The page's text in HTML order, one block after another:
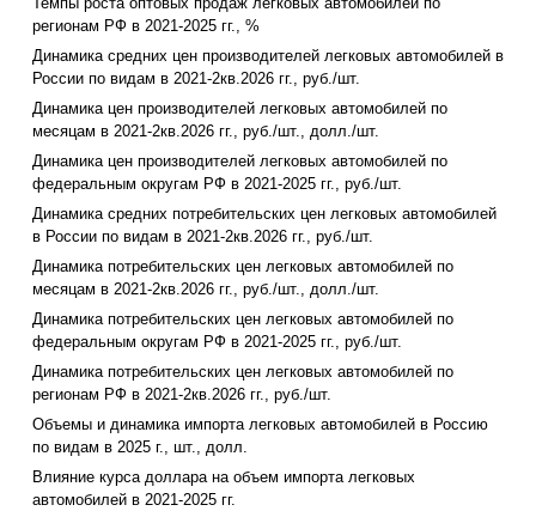
регионам РФ в 2021-2025 гг., %
Динамика средних цен производителей легковых автомобилей в
России по видам в 2021-2кв.2026 гг., руб./шт.
Динамика цен производителей легковых автомобилей по
месяцам в 2021-2кв.2026 гг., руб./шт., долл./шт.
Динамика цен производителей легковых автомобилей по
федеральным округам РФ в 2021-2025 гг., руб./шт.
Динамика средних потребительских цен легковых автомобилей
в России по видам в 2021-2кв.2026 гг., руб./шт.
Динамика потребительских цен легковых автомобилей по
месяцам в 2021-2кв.2026 гг., руб./шт., долл./шт.
Динамика потребительских цен легковых автомобилей по
федеральным округам РФ в 2021-2025 гг., руб./шт.
Динамика потребительских цен легковых автомобилей по
регионам РФ в 2021-2кв.2026 гг., руб./шт.
Объемы и динамика импорта легковых автомобилей в Россию
по видам в 2025 г., шт., долл.
Влияние курса доллара на объем импорта легковых
автомобилей в 2021-2025 гг.